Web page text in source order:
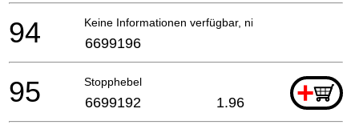
Keine Informationen verfügbar, nicht bestellbar
94 6699196
Stopphebel +
95 6699192 1.96